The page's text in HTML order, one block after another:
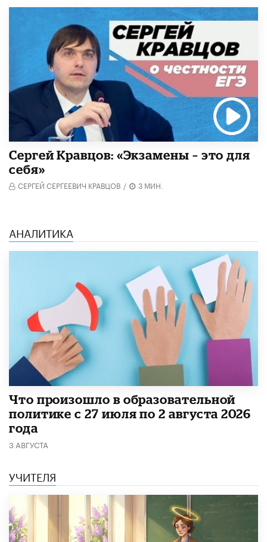
Сергей Кравцов: «Экзамены – это для
себя»
СЕРГЕЙ СЕРГЕЕВИЧ КРАВЦОВ / 3 МИН.
АНАЛИТИКА
​Что произошло в образовательной
политике с 27 июля по 2 августа 2026
года
3 АВГУСТА
УЧИТЕЛЯ